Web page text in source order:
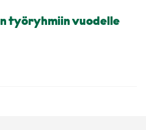
työryhmiin vuodelle